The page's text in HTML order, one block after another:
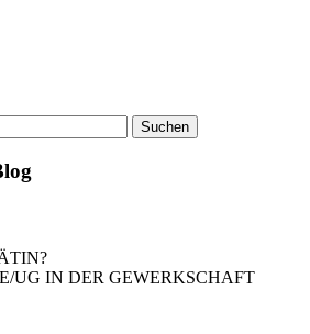
UG IN DER GEWERKSCHAFT